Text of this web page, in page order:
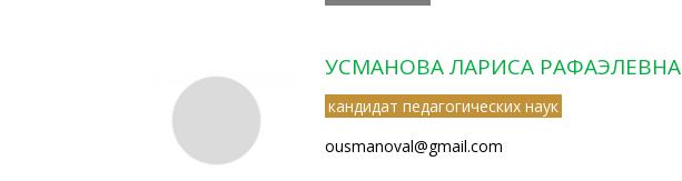
УСМАНОВА ЛАРИСА РАФАЭЛЕВНА
кандидат педагогических наук
ousmanoval@gmail.com